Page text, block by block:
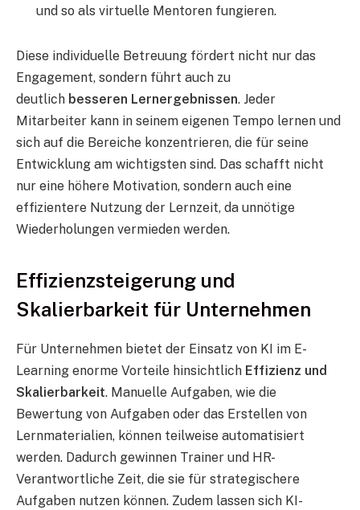
und so als virtuelle Mentoren fungieren.
Diese individuelle Betreuung fördert nicht nur das
Engagement, sondern führt auch zu
deutlich besseren Lernergebnissen. Jeder
Mitarbeiter kann in seinem eigenen Tempo lernen und
sich auf die Bereiche konzentrieren, die für seine
Entwicklung am wichtigsten sind. Das schafft nicht
nur eine höhere Motivation, sondern auch eine
effizientere Nutzung der Lernzeit, da unnötige
Wiederholungen vermieden werden.
Effizienzsteigerung und
Skalierbarkeit für Unternehmen
Für Unternehmen bietet der Einsatz von KI im E-
Learning enorme Vorteile hinsichtlich Effizienz und
Skalierbarkeit. Manuelle Aufgaben, wie die
Bewertung von Aufgaben oder das Erstellen von
Lernmaterialien, können teilweise automatisiert
werden. Dadurch gewinnen Trainer und HR-
Verantwortliche Zeit, die sie für strategischere
Aufgaben nutzen können. Zudem lassen sich KI-